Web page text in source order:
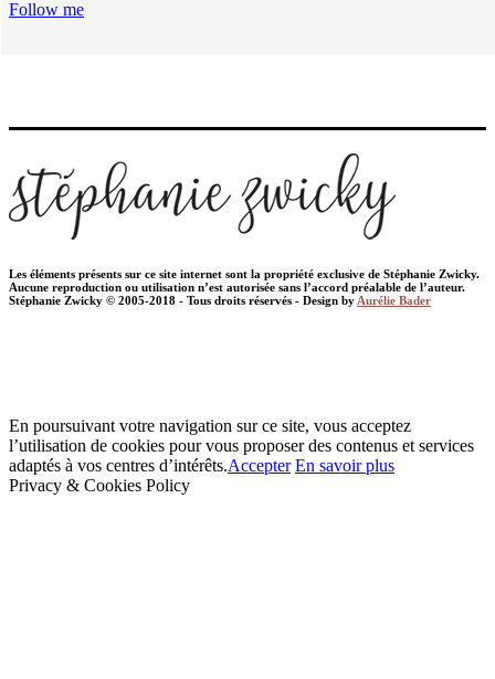
Follow me
Les éléments présents sur ce site internet sont la propriété exclusive de Stéphanie Zwicky.
Aucune reproduction ou utilisation n’est autorisée sans l’accord préalable de l’auteur.
Stéphanie Zwicky © 2005-2018 - Tous droits réservés - Design by Aurélie Bader
En poursuivant votre navigation sur ce site, vous acceptez
l’utilisation de cookies pour vous proposer des contenus et services
adaptés à vos centres d’intérêts.Accepter En savoir plus
Privacy & Cookies Policy